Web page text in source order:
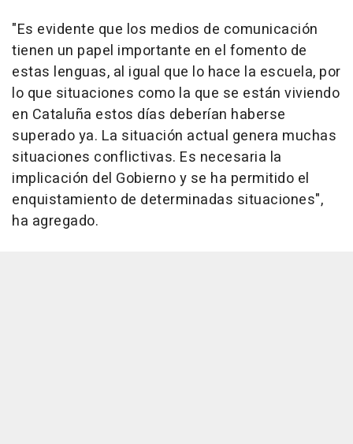
"Es evidente que los medios de comunicación
tienen un papel importante en el fomento de
estas lenguas, al igual que lo hace la escuela, por
lo que situaciones como la que se están viviendo
en Cataluña estos días deberían haberse
superado ya. La situación actual genera muchas
situaciones conflictivas. Es necesaria la
implicación del Gobierno y se ha permitido el
enquistamiento de determinadas situaciones",
ha agregado.